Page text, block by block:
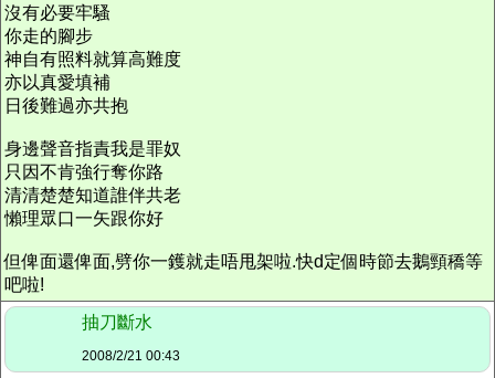
沒有必要牢騷
你走的腳步
神自有照料就算高難度
亦以真愛填補
日後難過亦共抱
身邊聲音指責我是罪奴
只因不肯強行奪你路
清清楚楚知道誰伴共老
懶理眾口一矢跟你好
但俾面還俾面,劈你一鑊就走唔甩架啦.快d定個時節去鵝頸穚等
吧啦!
抽刀斷水
2008/2/21 00:43